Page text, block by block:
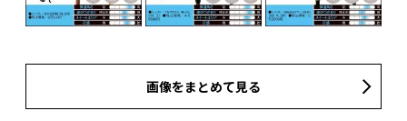
画像をまとめて見る